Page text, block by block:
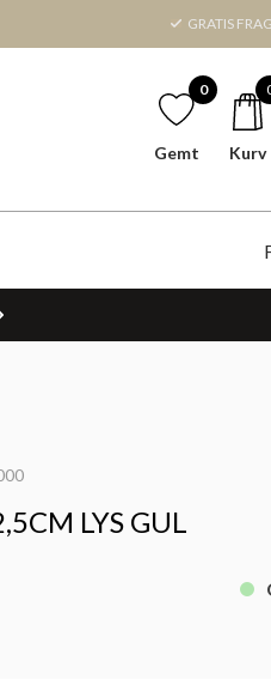
GRATIS
0
Gemt Kurv
LYS GUL